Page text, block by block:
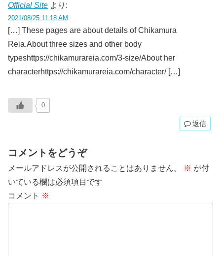
Official Site より:
2021/08/25 11:18 AM
[…] These pages are about details of Chikamura
Reia.About three sizes and other body
typeshttps://chikamurareia.com/3-size/About her
characterhttps://chikamurareia.com/character/ […]
0
返信
コメントをどうぞ
メールアドレスが公開されることはありません。 ※ が付
いている欄は必須項目です
コメント ※